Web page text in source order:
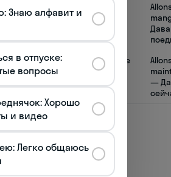
Пойдём
(мы)
говорящего в
действие
Пойдём
туда (мы)
Универсальное
побуждение
—
заслуживают
"y", которая
часто добавляется к
для усиления
Знаю алфавит и
в отпуске:
вопросы
Хорошо
и видео
Легко общаюсь